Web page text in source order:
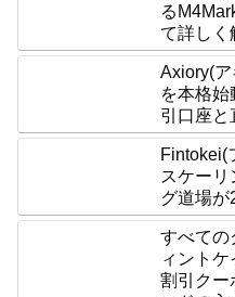
る
て詳しく
Axiory(
を本格
引口座と
Fintokei(
スケー
グ道場が
すべての
ィント
割引クー